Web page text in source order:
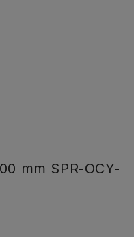
mm SPR-OCY-